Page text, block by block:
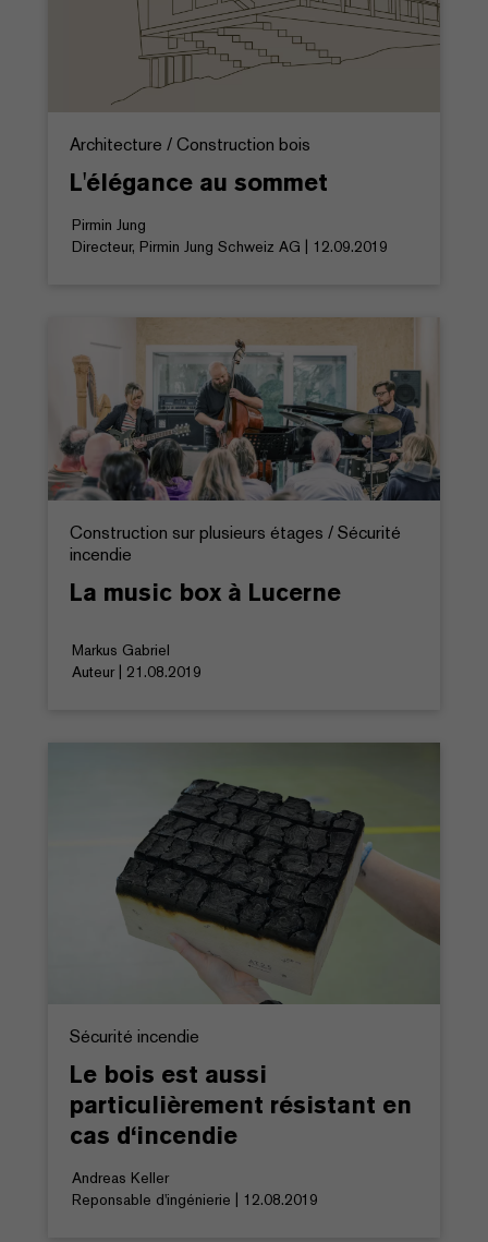
Architecture / Construction bois
L'élégance au sommet
Pirmin Jung
Directeur, Pirmin Jung Schweiz AG | 12.09.2019
Construction sur plusieurs étages / Sécurité
incendie
La music box à Lucerne
Markus Gabriel
Auteur | 21.08.2019
Sécurité incendie
Le bois est aussi
particulièrement résistant en
cas d‘incendie
Andreas Keller
Reponsable d'ingénierie | 12.08.2019